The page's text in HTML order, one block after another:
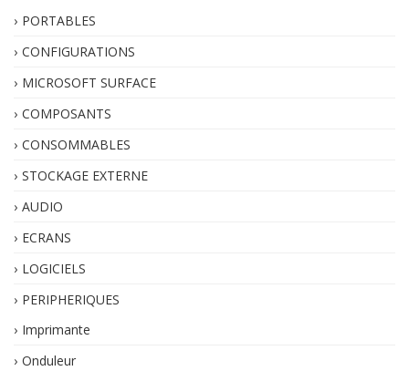
PORTABLES
CONFIGURATIONS
MICROSOFT SURFACE
COMPOSANTS
CONSOMMABLES
STOCKAGE EXTERNE
AUDIO
ECRANS
LOGICIELS
PERIPHERIQUES
Imprimante
Onduleur